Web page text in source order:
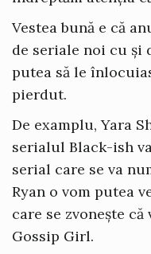
Vestea bună e că
de seriale noi cu și
putea să le
pierdut.
De examplu, Yara
serialul Black-ish
serial care se va
Ryan o vom putea
care se zvonește
Gossip Girl.